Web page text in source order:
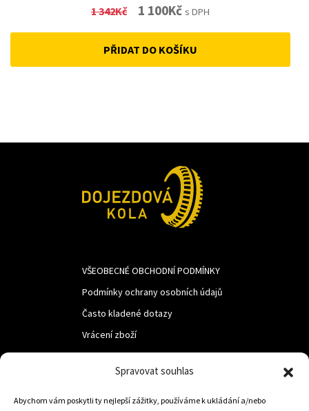
Spravovat souhlas
Abychom vám poskytli ty nejlepší zážitky, používáme k ukládání a/nebo
1 342Kč
Original
price
was:
1 100KčCurrent
price
is:
s DPH
PŘIDAT DO KOŠÍKU
VŠEOBECNÉ OBCHODNÍ PODMÍNKY
Podmínky ochrany osobních údajů
Často kladené dotazy
Vrácení zboží
LUF s.r.o.
Nám. M.R.Štefanika 518,